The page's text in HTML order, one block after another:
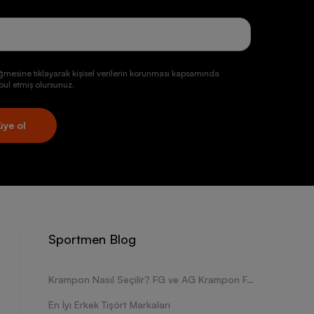
tıklayarak kişisel verilerin korunması kapsamında
etmiş olursunuz.
ol
Sportmen Blog
Krampon Nasıl Seçilir? FG ve AG Krampon Farkları Nelerdir?
En İyi Erkek Tişört Markaları